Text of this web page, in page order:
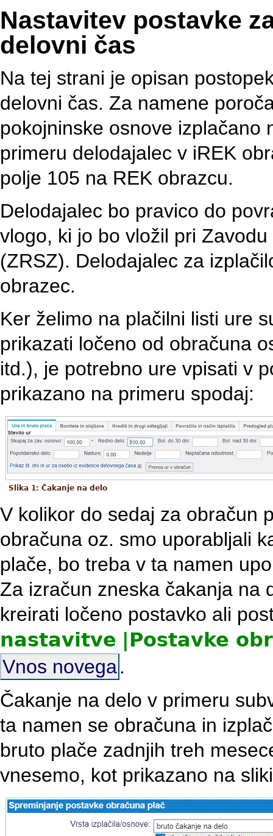
Nastavitev postavke
delovni čas
Na tej strani je opisan
delovni čas. Za namene
pokojninske osnove izplačano
primeru delodajalec v iREK
polje 105 na REK obrazcu.
Delodajalec bo pravico do
vlogo, ki jo bo vložil pri
(ZRSZ). Delodajalec za
obrazec.
Ker želimo na plačilni listi ure
prikazati ločeno od obračuna
itd.), je potrebno ure vpisati v
prikazano na primeru spodaj:
Slika 1: Čakanje na delo
V kolikor do sedaj za obračun
obračuna oz. smo uporabljali
plače, bo treba v ta namen
Za izračun zneska čakanja na
kreirati ločeno postavko ali
nastavitve
Postavke
Vnos novega.
Čakanje na delo v primeru
ta namen se obračuna in
bruto plače zadnjih treh
vnesemo, kot prikazano na